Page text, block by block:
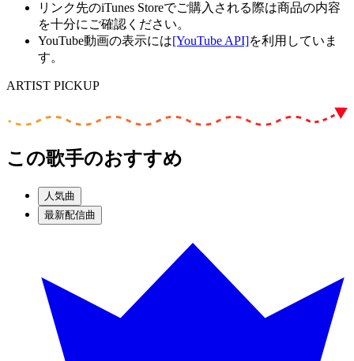
リンク先のiTunes Storeでご購入される際は商品の内容
を十分にご確認ください。
YouTube動画の表示には[YouTube API]を利用していま
す。
ARTIST PICKUP
この歌手のおすすめ
人気曲
最新配信曲